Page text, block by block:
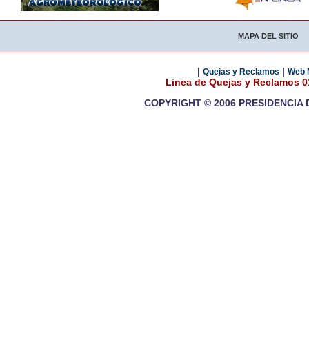
MAPA DEL SITIO
| Quejas y Reclamos | Web
Linea de Quejas y Reclamos
COPYRIGHT © 2006 PRESIDENCIA